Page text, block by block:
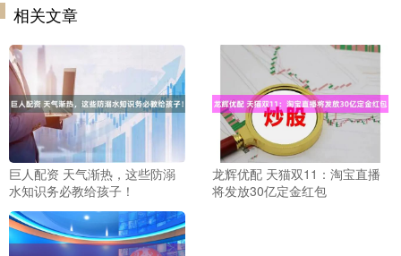
相关文章
巨人配资 天气渐热，这些防溺
水知识务必教给孩子！
龙辉优配 天猫双11：淘宝直播
将发放30亿定金红包